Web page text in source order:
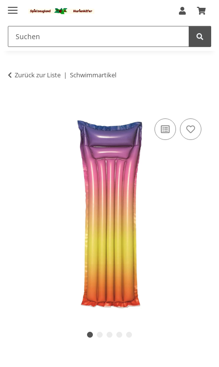
Zurück zur Liste Schwimmartikel